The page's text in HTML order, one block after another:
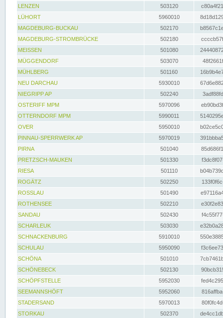
LENZEN
503120
LÜHORT
5960010
MAGDEBURG-BUCKAU
502170
MAGDEBURG-STROMBRÜCKE
502180
MEISSEN
501080
MÜGGENDORF
503070
MÜHLBERG
501160
NEU DARCHAU
5930010
NIEGRIPP AP
502240
OSTERIFF MPM
5970096
OTTERNDORF MPM
5990011
OVER
5950010
PINNAU-SPERRWERK AP
5970019
PIRNA
501040
PRETZSCH-MAUKEN
501330
RIESA
501110
ROGÄTZ
502250
ROSSLAU
501490
ROTHENSEE
502210
SANDAU
502430
SCHARLEUK
503030
SCHNACKENBURG
5910010
SCHULAU
5950090
SCHÖNA
501010
SCHÖNEBECK
502130
SCHÖPFSTELLE
5952030
SEEMANNSHÖFT
5952060
STADERSAND
5970013
STORKAU
502370